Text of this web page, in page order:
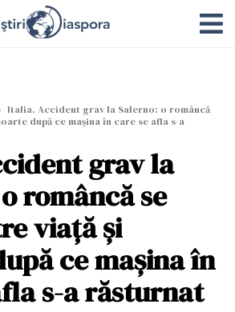
Italia. Accident grav la Salerno: o româncă
după ce mașina în care se afla s-a
grav la
româncă se
viață și
ce mașina în
s-a răsturnat